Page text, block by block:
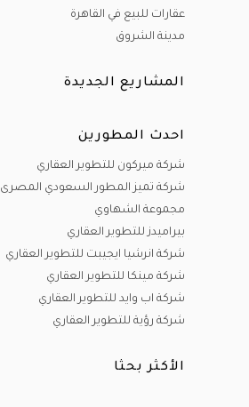
عقارات للبيع في القاهرة
مدينة الشروق
المشاريع الجديدة
احدث المطورين
شركة ميركون للتطوير العقاري
شركة تميز المطور السعودي المصرى
مجموعة الشهاوي
بيراميدز للتطوير العقاري
شركة انرشيا ايجيبت للتطوير العقاري
شركة مينكا للتطوير العقاري
شركة اب وايد للتطوير العقاري
شركة رؤية للتطوير العقاري
الأكثر بحثا